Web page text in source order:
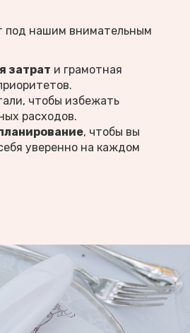
нашим внимательным
затрат и грамотная
чтобы избежать
расходов.
, чтобы вы
уверенно на каждом